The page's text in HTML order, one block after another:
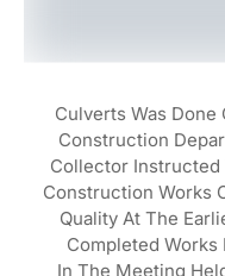
Culverts Was
Construction
Collector Instructed
Construction Works
Quality At The
Completed Works
In The Meeting